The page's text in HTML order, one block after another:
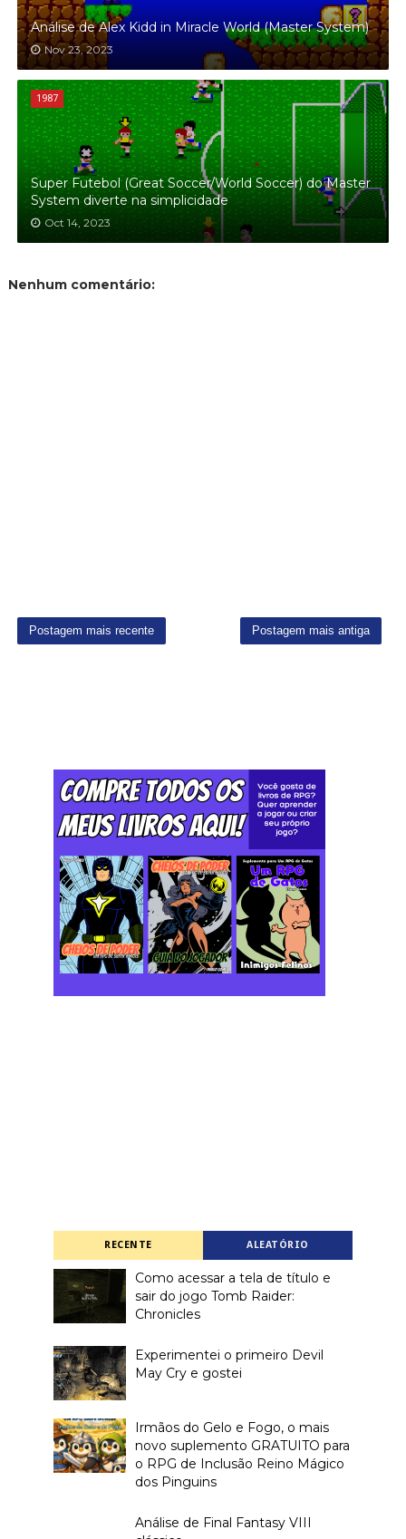
Análise de Alex Kidd in Miracle World (Master System)
Nov 23, 2023
1987
Super Futebol (Great Soccer/World Soccer) do Master
System diverte na simplicidade
Oct 14, 2023
Nenhum comentário:
Postagem mais recente Postagem mais antiga
RECENTE ALEATÓRIO
Como acessar a tela de título e
sair do jogo Tomb Raider:
Chronicles
Experimentei o primeiro Devil
May Cry e gostei
Irmãos do Gelo e Fogo, o mais
novo suplemento GRATUITO para
o RPG de Inclusão Reino Mágico
dos Pinguins
Análise de Final Fantasy VIII